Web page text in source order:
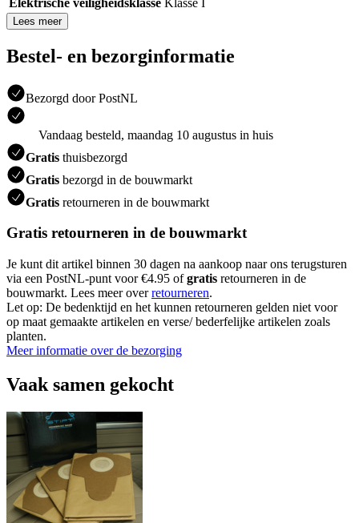
Lees meer
Bestel- en bezorginformatie
Bezorgd door PostNL
Vandaag besteld, maandag 10 augustus in huis
Gratis thuisbezorgd
Gratis bezorgd in de bouwmarkt
Gratis retourneren in de bouwmarkt
Gratis retourneren in de bouwmarkt
Je kunt dit artikel binnen 30 dagen na aankoop naar ons terugsturen
via een PostNL-punt voor €4.95 ofgratis retourneren in de
bouwmarkt. Lees meer overretourneren.
Let op: De bedenktijd en het kunnen retourneren gelden niet voor
op maat gemaakte artikelen en verse/ bederfelijke artikelen zoals
planten.
Meer informatie over de bezorging
Vaak samen gekocht